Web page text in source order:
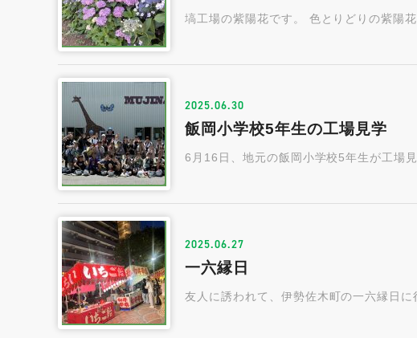
塙工場の紫陽花です。 色とりどりの紫陽
2025.06.30
飯岡小学校5年生の工場見学
6月16日、地元の飯岡小学校5年生が工場
2025.06.27
一六縁日
友人に誘われて、伊勢佐木町の一六縁日